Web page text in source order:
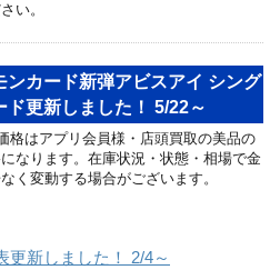
い。
ンカード新弾アビスアイ シング
ド更新しました！ 5/22～
格はアプリ会員様・店頭買取の美品の
なります。在庫状況・状態・相場で金
く変動する場合がございます。
更新しました！ 2/4～